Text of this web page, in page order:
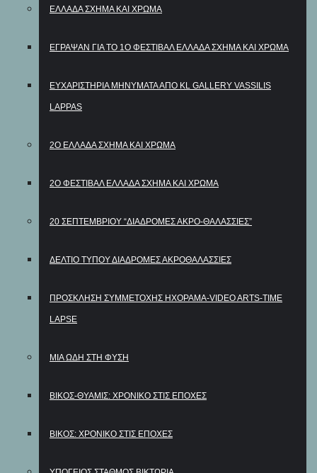
ΕΛΛΑΔΑ ΣΧΗΜΑ ΚΑΙ ΧΡΩΜΑ
ΈΓΡΑΨΑΝ ΓΙΑ ΤΟ 1Ο ΦΕΣΤΙΒΆΛ ΕΛΛΆΔΑ ΣΧΉΜΑ ΚΑΙ ΧΡΏΜΑ
ΕΥΧΑΡΙΣΤΉΡΙΑ ΜΗΝΎΜΑΤΑ ΑΠΌ KL GALLERY VASSILIS
LAPPAS
2Ο ΕΛΛΑΔΑ ΣΧΗΜΑ ΚΑΙ ΧΡΩΜΑ
2Ο ΦΕΣΤΙΒΆΛ ΕΛΛΆΔΑ ΣΧΉΜΑ ΚΑΙ ΧΡΏΜΑ
20 ΣΕΠΤΕΜΒΡΙΟΥ “ΔΙΑΔΡΟΜΕΣ ΑΚΡΟ-ΘΑΛΑΣΣΙΕΣ”
ΔΕΛΤΊΟ ΤΎΠΟΥ ΔΙΑΔΡΟΜΕΣ ΑΚΡΟΘΑΛΑΣΣΙΕΣ
ΠΡΟΣΚΛΗΣΗ ΣΥΜΜΕΤΟΧΗΣ ΗΧΟΡΑΜΑ-VIDEO ARTS-TIME
LAPSE
ΜΙΑ ΩΔΗ ΣΤΗ ΦΥΣΗ
ΒΊΚΟΣ-ΘΎΑΜΙΣ: ΧΡΟΝΙΚΌ ΣΤΙΣ ΕΠΟΧΈΣ
ΒΊΚΟΣ: ΧΡΟΝΙΚΌ ΣΤΙΣ ΕΠΟΧΈΣ